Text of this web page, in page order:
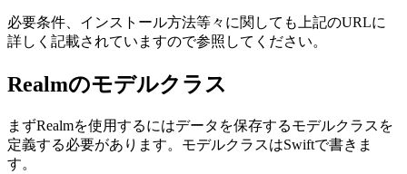
必要条件、インストール方法等々に関しても上記のURLに
詳しく記載されていますので参照してください。
Realmのモデルクラス
まずRealmを使用するにはデータを保存するモデルクラスを
定義する必要があります。モデルクラスはSwiftで書きま
す。